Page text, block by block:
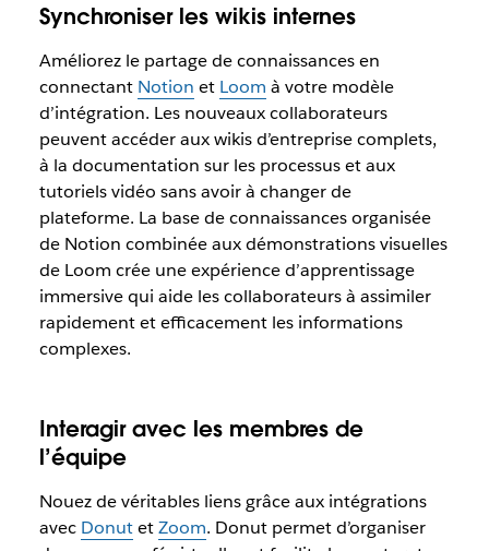
Synchroniser les wikis internes
Améliorez le partage de connaissances en
connectant Notion et Loom à votre modèle
d’intégration. Les nouveaux collaborateurs
peuvent accéder aux wikis d’entreprise complets,
à la documentation sur les processus et aux
tutoriels vidéo sans avoir à changer de
plateforme. La base de connaissances organisée
de Notion combinée aux démonstrations visuelles
de Loom crée une expérience d’apprentissage
immersive qui aide les collaborateurs à assimiler
rapidement et efficacement les informations
complexes.
Interagir avec les membres de
l’équipe
Nouez de véritables liens grâce aux intégrations
avec DonutetZoom. Donut permet d’organiser